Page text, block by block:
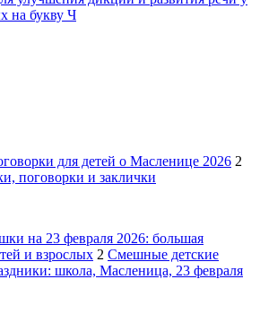
на букву Ч
для детей о Масленице 2026 2
поговорки и заклички
на 23 февраля 2026: большая
и взрослых 2 Смешные детские
школа, Масленица, 23 февраля